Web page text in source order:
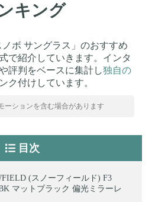
キング
ボ サングラス」のおすすめ
で紹介していきます。インタ
評判をベースに集計し独自の
ク付けしています。
ーションを含む場合があります
目次
(スノーフィールド) F3
マットブラック 偏光ミラーレ